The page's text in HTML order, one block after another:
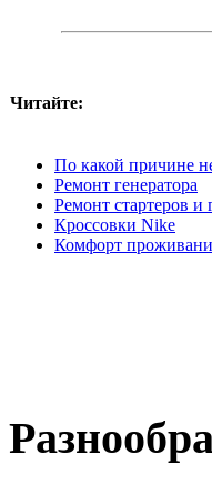
Читайте:
По какой причине
Ремонт генератора
Ремонт стартеров и
Кроссовки Nike
Комфорт